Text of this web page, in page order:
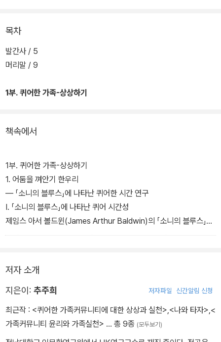
목차
발간사 / 5
머리말 / 9
1부. 퀴어한 가족-상상하기
책속에서
1부. 퀴어한 가족-상상하기
1. 어둠을 껴안기 한우리
― 「소니의 블루스」에 나타난 퀴어한 시간 연구
Ⅰ. 「소니의 블루스」에 나타난 퀴어 시간성
제임스 아서 볼드윈(James Arthur Baldwin)의 「소니의 블루스」
(“Sonny’s Blues” 1957)는 헤로인을 판매한 죄목으로 체포된 적
교사로서 규범적 시민에 충실하려는 형의 입장에서 동생은 이해할 수
없는 존재이다. 이 글은 빈곤, 범죄, 마약, 술의 영향 아래 있는 흑인남
성 소니의 삶을 비규범적 삶의 실천 양상으로 읽는다. 나아가 동생과
대조되어 보이는 서술자 형 또한 자신이 소니와 다르지 않게 사회에
저자 소개
지은이: 추주희 저자파일 신간알림 신청
최근작 : <퀴어한 가족커뮤니티에 대한 상상과 실천>,<나와 타자>,<
가족커뮤니티 윤리와 가족실천> … 총 9종 (모두보기)